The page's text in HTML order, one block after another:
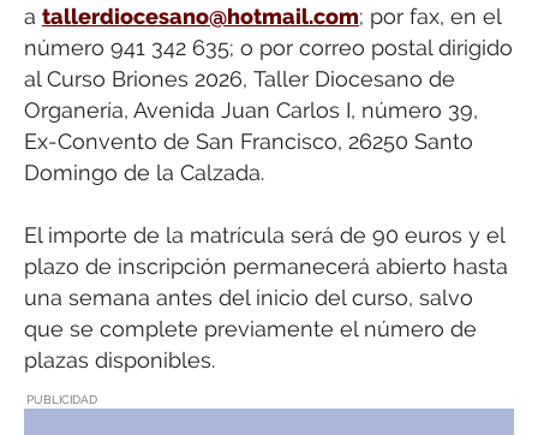
a tallerdiocesano@hotmail.com; por fax, en el
número 941 342 635; o por correo postal dirigido
al Curso Briones 2026, Taller Diocesano de
Organería, Avenida Juan Carlos I, número 39,
Ex-Convento de San Francisco, 26250 Santo
Domingo de la Calzada.
El importe de la matrícula será de 90 euros y el
plazo de inscripción permanecerá abierto hasta
una semana antes del inicio del curso, salvo
que se complete previamente el número de
plazas disponibles.
PUBLICIDAD